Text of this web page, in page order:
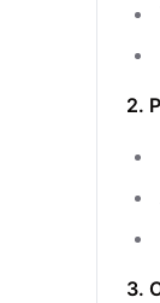
2.
3.